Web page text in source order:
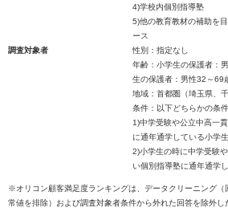
4)学校内個別指導塾
5)他の教育教材の補助を
ース
調査対象者
性別：指定なし
年齢：小学生の保護者：
生の保護者：男性32～69
地域：首都圏（埼玉県、
条件：以下どちらかの条
1)中学受験や公立中高一
に通年通学している小学
2)小学生の時に中学受験
い個別指導塾に通年通学
※オリコン顧客満足度ランキングは、データクリーニング（
常値を排除）および調査対象者条件から外れた回答を除外し